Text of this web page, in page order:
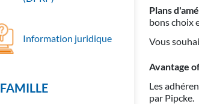
Information juridique
FAMILLE
Plans
bons choix
Vous
Avantage
Les
par Pipcke.